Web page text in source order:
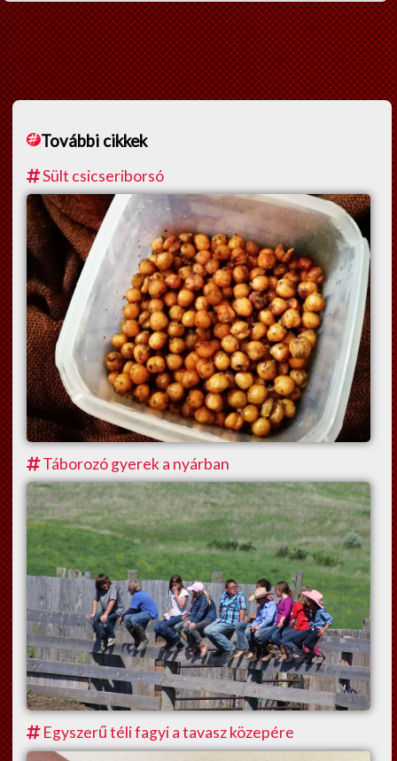
Lelki Pillér
HM tippek
Régiségek
Limonádé
További cikkek
Sült csicseriborsó
Táborozó gyerek a nyárban
Egyszerű téli fagyi a tavasz közepére